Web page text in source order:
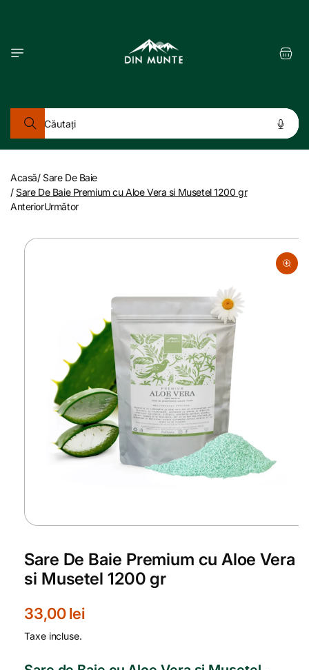
Căutați
Coș
Acasă/ Sare De Baie
/ Sare De Baie Premium cu Aloe Vera si Musetel 1200 gr
AnteriorUrmător
informațiile
Deschide
1
într-
o
Sare De Baie Premium cu Aloe Vera
si Musetel 1200 gr
P
r
33,00 lei
Taxe incluse.